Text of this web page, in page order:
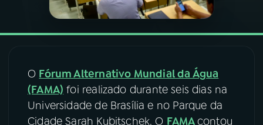
08 FESTIVAL DE MÚSICA
O Fórum Alternativo Mundial da Água
(FAMA) foi realizado durante seis dias na
Universidade de Brasília e no Parque da
Cidade Sarah Kubitschek. O FAMAcontou